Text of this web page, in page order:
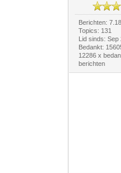
Berichten:
Topics: 131
Lid sinds: Sep
Bedankt:
12286 x
berichten